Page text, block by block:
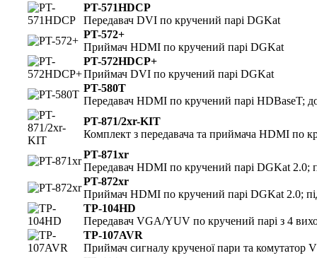
PT-571HDCP
Передавач DVI по кручений парі DGKat
PT-572+
Приймач HDMI по кручений парі DGKat
PT-572HDCP+
Приймач DVI по кручений парі DGKat
PT-580T
Передавач HDMI по кручений парі HDBaseT;
PT-871/2xr-KIT
Комплект з передавача та приймача HDMI по
PT-871xr
Передавач HDMI по кручений парі DGKat 2.0;
PT-872xr
Приймач HDMI по кручений парі DGKat 2.0;
TP-104HD
Передавач VGA/YUV по кручений парі з 4
TP-107AVR
Приймач сигналу крученої пари та комутатор